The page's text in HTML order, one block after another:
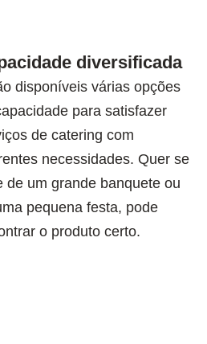
diversificada
disponíveis várias opções
para satisfazer
de catering com
necessidades. Quer se
de um grande banquete ou
pequena festa, pode
o produto certo.